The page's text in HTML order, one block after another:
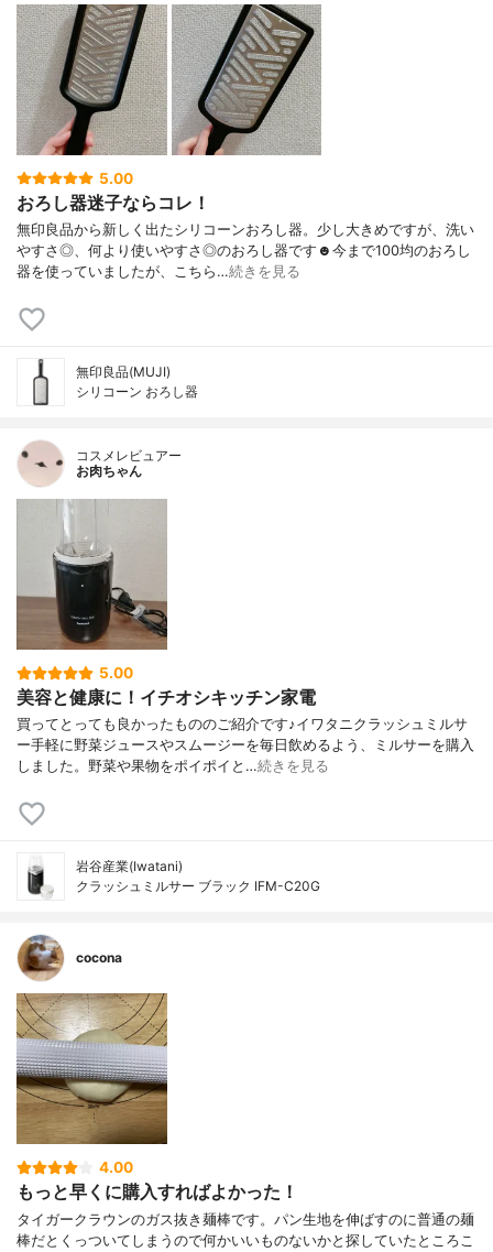
5.00
おろし器迷子ならコレ！
無印良品から新しく出たシリコーンおろし器。少し大きめですが、洗い
やすさ◎、何より使いやすさ◎のおろし器です☻︎今まで100均のおろし
器を使っていましたが、こちら…続きを見る
無印良品(MUJI)
シリコーン おろし器
コスメレビュアー
お肉ちゃん
5.00
美容と健康に！イチオシキッチン家電
買ってとっても良かったもののご紹介です♪イワタニクラッシュミルサ
ー手軽に野菜ジュースやスムージーを毎日飲めるよう、ミルサーを購入
しました。野菜や果物をポイポイと…続きを見る
岩谷産業(Iwatani)
クラッシュミルサー ブラック IFM-C20G
cocona
4.00
もっと早くに購入すればよかった！
タイガークラウンのガス抜き麺棒です。パン生地を伸ばすのに普通の麺
棒だとくっついてしまうので何かいいものないかと探していたところこ